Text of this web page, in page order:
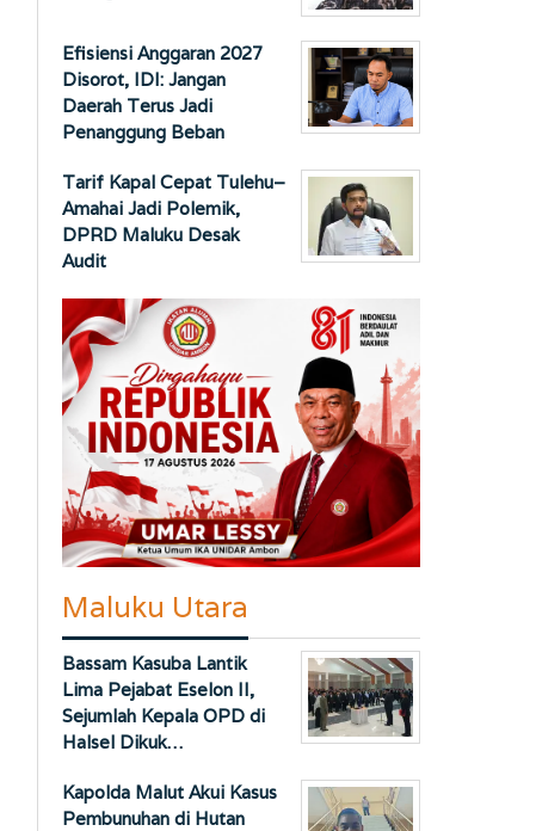
Efisiensi Anggaran 2027
Disorot, IDI: Jangan
Daerah Terus Jadi
Penanggung Beban
Tarif Kapal Cepat Tulehu–
Amahai Jadi Polemik,
DPRD Maluku Desak
Audit
Maluku Utara
Bassam Kasuba Lantik
Lima Pejabat Eselon II,
Sejumlah Kepala OPD di
Halsel Dikuk…
Kapolda Malut Akui Kasus
Pembunuhan di Hutan